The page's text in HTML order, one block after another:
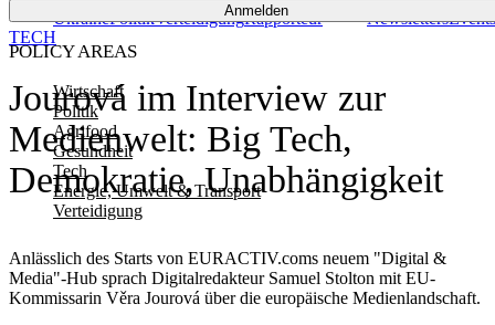
Anmelden
POLICY AREAS
Wirtschaft
Politik
Agrifood
Gesundheit
Tech
Energie, Umwelt & Transport
Verteidigung
UkrainePolitikVerteidigungRapporteur NewslettersEvents
Jourová im Interview zur
Medienwelt: Big Tech,
Demokratie, Unabhängigkeit
Anlässlich des Starts von EURACTIV.coms neuem "Digital &
Media"-Hub sprach Digitalredakteur Samuel Stolton mit EU-
Kommissarin Věra Jourová über die europäische Medienlandschaft.
TECH